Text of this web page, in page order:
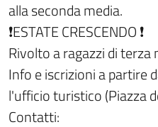
alla seconda media.
❗ESTATE CRESCENDO ❗
Rivolto a ragazzi di
Info e iscrizioni a partire
l'ufficio turistico (Piazza
Contatti: